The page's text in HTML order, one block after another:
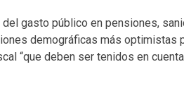
gasto público en pensiones,
demográficas más optimistas
“que deben ser tenidos en